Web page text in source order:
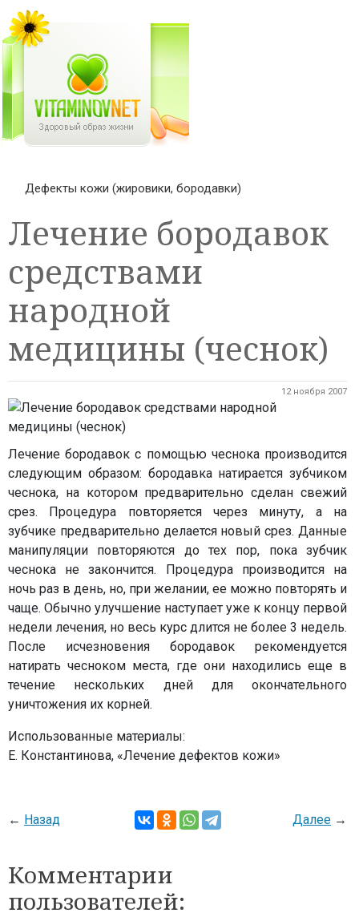
Дефекты кожи (жировики, бородавки)
Лечение бородавок
средствами
народной
медицины (чеснок)
12 ноября 2007
Лечение бородавок с помощью чеснока производится
следующим образом: бородавка натирается зубчиком
чеснока, на котором предварительно сделан свежий
срез. Процедура повторяется через минуту, а на
зубчике предварительно делается новый срез. Данные
манипуляции повторяются до тех пор, пока зубчик
чеснока не закончится. Процедура производится на
ночь раз в день, но, при желании, ее можно повторять и
чаще. Обычно улучшение наступает уже к концу первой
недели лечения, но весь курс длится не более 3 недель.
После исчезновения бородавок рекомендуется
натирать чесноком места, где они находились еще в
течение нескольких дней для окончательного
уничтожения их корней.
Использованные материалы:
Е. Константинова, «Лечение дефектов кожи»
← Назад Далее →
Комментарии
пользователей: